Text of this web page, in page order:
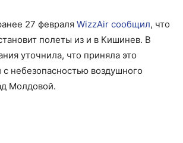
27 февраля WizzAir сообщил, что
полеты из и в Кишинев. В
уточнила, что приняла это
с небезопасностью воздушного
Молдовой.